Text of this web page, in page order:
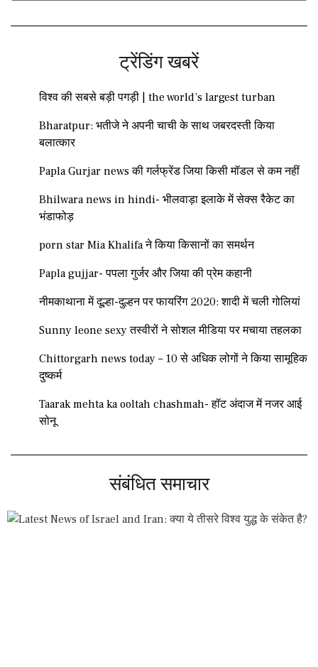
ट्रेंडिंग खबरें
विश्व की सबसे बड़ी पगड़ी | the world’s largest turban
Bharatpur: भतीजे ने अपनी चाची के साथ जबरदस्ती किया
बलात्कार
Papla Gurjar news की गर्लफ्रेंड जिया किसी मॉडल से कम नहीं
Bhilwara news in hindi- भीलवाड़ा इलाके में सेक्स रैकेट का
भंडाफोड़
porn star Mia Khalifa ने किया किसानों का समर्थन
Papla gujjar- पपला गुर्जर और जिया की प्रेम कहानी
नीमकाथाना में दूल्हा-दुल्हन पर फायरिंग 2020: शादी में चली गोलियां
Sunny leone sexy तस्वीरों ने सोशल मीडिया पर मचाया तहलका
Chittorgarh news today – 10 से अधिक लोगों ने किया सामूहिक
दुष्कर्म
Taarak mehta ka ooltah chashmah- हॉट अंदाज में नजर आई
सोनू
संबंधित समाचार